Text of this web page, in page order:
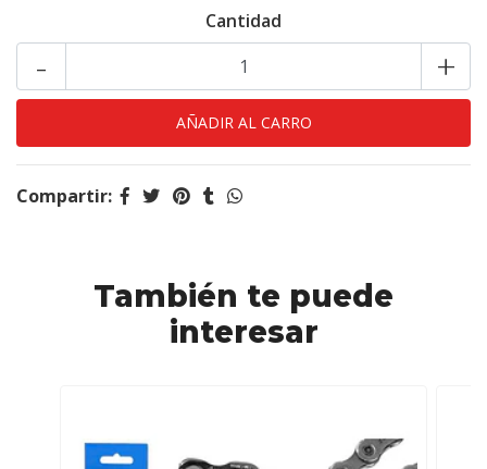
Cantidad
+
-
Compartir:
También te puede
interesar